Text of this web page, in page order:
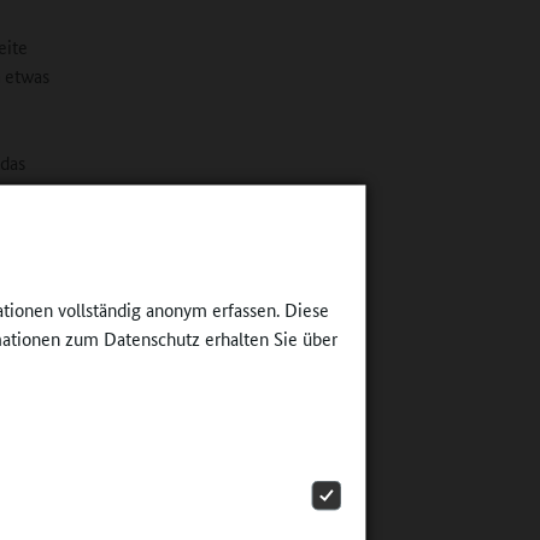
vollständig anonym erfassen. Diese
zum Datenschutz erhalten Sie über
an
im